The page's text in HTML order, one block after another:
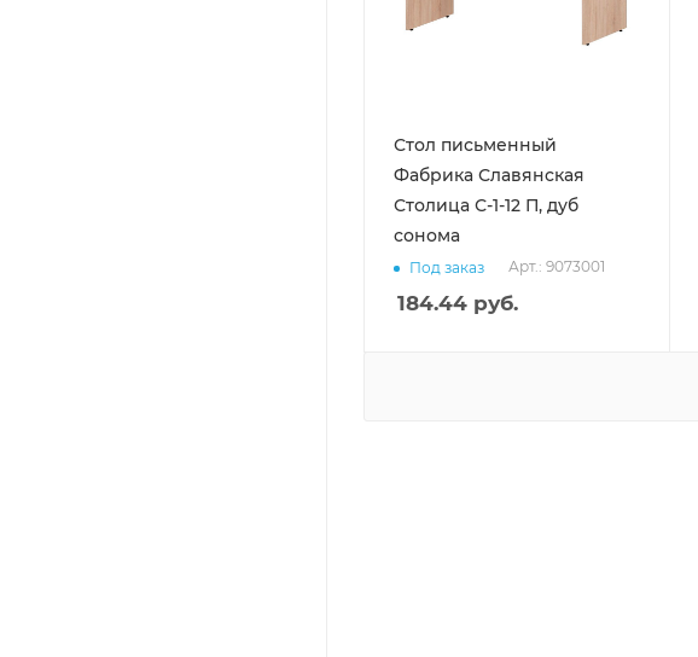
Стол письменный
Фабрика Славянская
Столица С-1-12 П, дуб
сонома
Под заказ Арт.: 9073001
184.44 руб.